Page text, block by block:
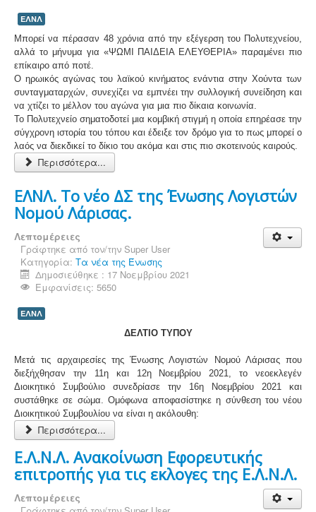
ΕΛΝΛ
Μπορεί να πέρασαν 48 χρόνια από την εξέγερση του Πολυτεχνείου,
αλλά το μήνυμα για «ΨΩΜΙ ΠΑΙΔΕΙΑ ΕΛΕΥΘΕΡΙΑ» παραμένει πιο
επίκαιρο από ποτέ.
Ο ηρωικός αγώνας του λαϊκού κινήματος ενάντια στην Χούντα των
συνταγματαρχών, συνεχίζει να εμπνέει την συλλογική συνείδηση και
να χτίζει το μέλλον του αγώνα για μια πιο δίκαια κοινωνία.
Το Πολυτεχνείο σηματοδοτεί μια κομβική στιγμή η οποία επηρέασε την
σύγχρονη ιστορία του τόπου και έδειξε τον δρόμο για το πως μπορεί ο
λαός να διεκδικεί το δίκιο του ακόμα και στις πιο σκοτεινούς καιρούς.
Περισσότερα...
ΕΛΝΛ. Το νέο ΔΣ της Ένωσης Λογιστών
Νομού Λάρισας.
Λεπτομέρειες
Γράφτηκε από τον/την Super User
Κατηγορία: Τα νέα της Ένωσης
Δημοσιεύθηκε : 17 Νοεμβρίου 2021
Εμφανίσεις: 5650
ΕΛΝΛ
ΔΕΛΤΙΟ ΤΥΠΟΥ
Μετά τις αρχαιρεσίες της Ένωσης Λογιστών Νομού Λάρισας που
διεξήχθησαν την 11η και 12η Νοεμβρίου 2021, το νεοεκλεγέν
Διοικητικό Συμβούλιο συνεδρίασε την 16η Νοεμβρίου 2021 και
συστάθηκε σε σώμα. Ομόφωνα αποφασίστηκε η σύνθεση του νέου
Διοικητικού Συμβουλίου να είναι η ακόλουθη:
Περισσότερα...
Ε.Λ.Ν.Λ. Ανακοίνωση Εφορευτικής
επιτροπής για τις εκλογες της Ε.Λ.Ν.Λ.
Λεπτομέρειες